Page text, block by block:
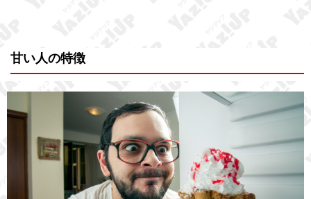
甘い人の特徴